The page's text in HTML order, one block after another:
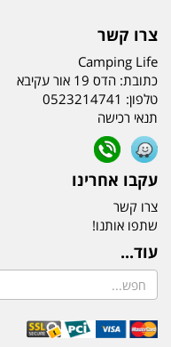
צרו קשר
Camping Life
כתובת: הדס 19 אור עקיבא
טלפון: 0523214741
תנאי רכישה
עקבו אחרינו
צרו קשר
שתפו אותנו!
עוד...